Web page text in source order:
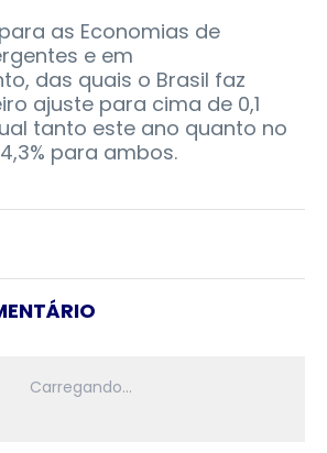
as Economias de
e em
das quais o Brasil faz
ajuste para cima de 0,1
tanto este ano quanto no
para ambos.